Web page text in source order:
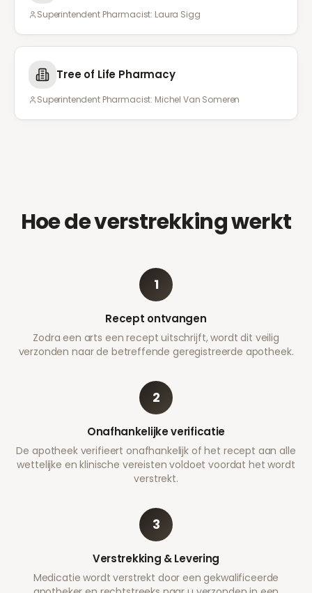
Superintendent Pharmacist: Laura Sigg
Tree of Life Pharmacy
Superintendent Pharmacist: Michel Van Someren
Hoe de verstrekking werkt
1
Recept ontvangen
Zodra een arts een recept uitschrijft, wordt dit veilig
verzonden naar de betreffende geregistreerde apotheek.
2
Onafhankelijke verificatie
De apotheek verifieert onafhankelijk of het recept aan alle
wettelijke en klinische vereisten voldoet voordat het wordt
verstrekt.
3
Verstrekking & Levering
Medicatie wordt verstrekt door een gekwalificeerde